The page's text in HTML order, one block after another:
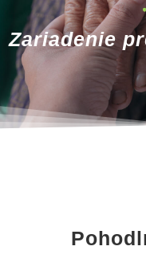
Zariadenie